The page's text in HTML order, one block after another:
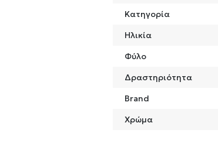
Κατηγορία
Ηλικία
Φύλο
Δραστηριότητα
Brand
Χρώμα